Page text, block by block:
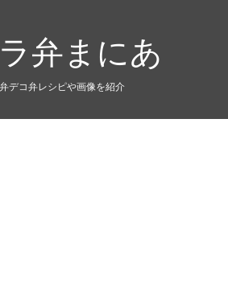
弁まにあ
デコ弁レシピや画像を紹介